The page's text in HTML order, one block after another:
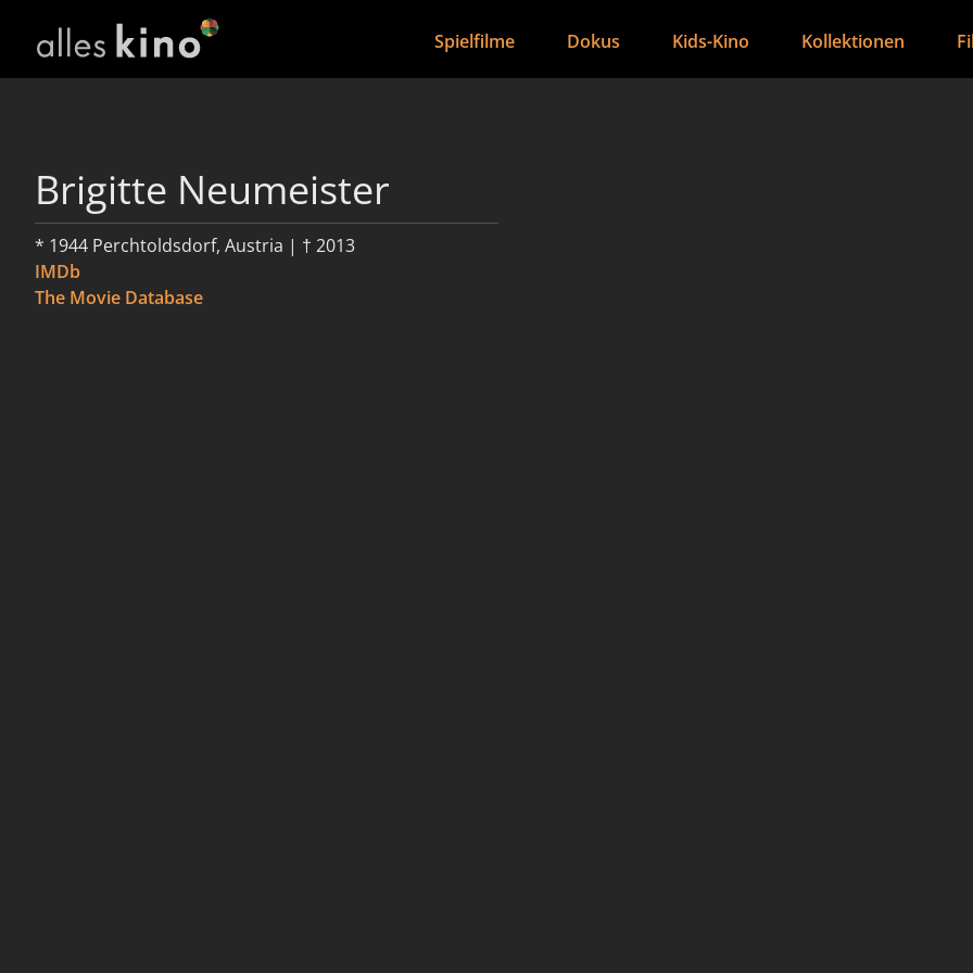
Spielfilme Dokus Kids-Kino Kollektionen
Brigitte Neumeister
* 1944 Perchtoldsdorf, Austria | † 2013
IMDb
The Movie Database